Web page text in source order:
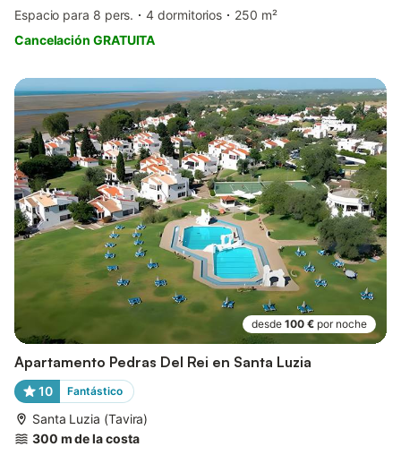
Espacio para 8 pers.
4 dormitorios
250 m²
Cancelación GRATUITA
desde 100 € por noche
Apartamento Pedras Del Rei en Santa Luzia
10 Fantástico
Santa Luzia (Tavira)
300 m de la costa